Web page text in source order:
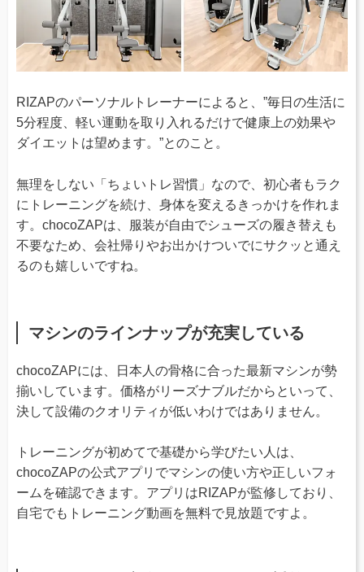
RIZAPのパーソナルトレーナーによると、”毎日の生活に
5分程度、軽い運動を取り入れるだけで健康上の効果や
ダイエットは望めます。”とのこと。
無理をしない「ちょいトレ習慣」なので、初心者もラク
にトレーニングを続け、身体を変えるきっかけを作れま
す。chocoZAPは、服装が自由でシューズの履き替えも
不要なため、会社帰りやお出かけついでにサクッと通え
るのも嬉しいですね。
マシンのラインナップが充実している
chocoZAPには、日本人の骨格に合った最新マシンが勢
揃いしています。価格がリーズナブルだからといって、
決して設備のクオリティが低いわけではありません。
トレーニングが初めてで基礎から学びたい人は、
chocoZAPの公式アプリでマシンの使い方や正しいフォ
ームを確認できます。アプリはRIZAPが監修しており、
自宅でもトレーニング動画を無料で見放題ですよ。